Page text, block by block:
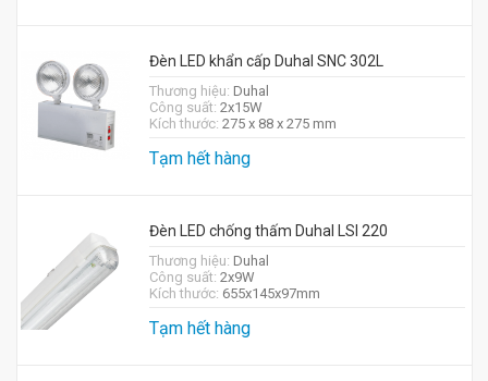
Đèn LED khẩn cấp Duhal SNC 302L
Thương hiệu: Duhal
Công suất: 2x15W
Kích thước: 275 x 88 x 275 mm
Tạm hết hàng
Đèn LED chống thấm Duhal LSI 220
Thương hiệu: Duhal
Công suất: 2x9W
Kích thước: 655x145x97mm
Tạm hết hàng